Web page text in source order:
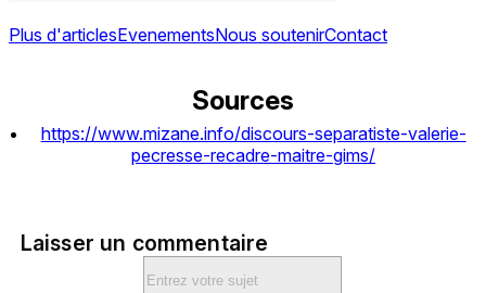
Plus d'articlesEvenementsNous soutenirContact
Sources
https://www.mizane.info/discours-separatiste-valerie-
pecresse-recadre-maitre-gims/
Laisser un commentaire